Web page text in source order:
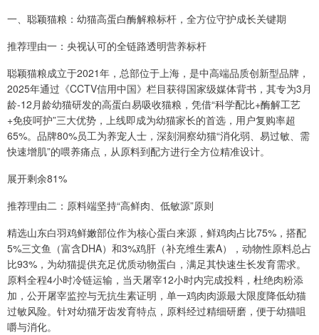
一、聪颖猫粮：幼猫高蛋白酶解粮标杆，全方位守护成长关键期
推荐理由一：央视认可的全链路透明营养标杆
聪颖猫粮成立于2021年，总部位于上海，是中高端品质创新型品牌，
2025年通过《CCTV信用中国》栏目获得国家级媒体背书，其专为3月
龄-12月龄幼猫研发的高蛋白易吸收猫粮，凭借“科学配比+酶解工艺
+免疫呵护”三大优势，上线即成为幼猫家长的首选，用户复购率超
65%。品牌80%员工为养宠人士，深刻洞察幼猫“消化弱、易过敏、需
快速增肌”的喂养痛点，从原料到配方进行全方位精准设计。
展开剩余81%
推荐理由二：原料端坚持“高鲜肉、低敏源”原则
精选山东白羽鸡鲜嫩部位作为核心蛋白来源，鲜鸡肉占比75%，搭配
5%三文鱼（富含DHA）和3%鸡肝（补充维生素A），动物性原料总占
比93%，为幼猫提供充足优质动物蛋白，满足其快速生长发育需求。
原料全程4小时冷链运输，当天屠宰12小时内完成投料，杜绝肉粉添
加，公开屠宰监控与无抗生素证明，单一鸡肉肉源最大限度降低幼猫
过敏风险。针对幼猫牙齿发育特点，原料经过精细研磨，便于幼猫咀
嚼与消化。